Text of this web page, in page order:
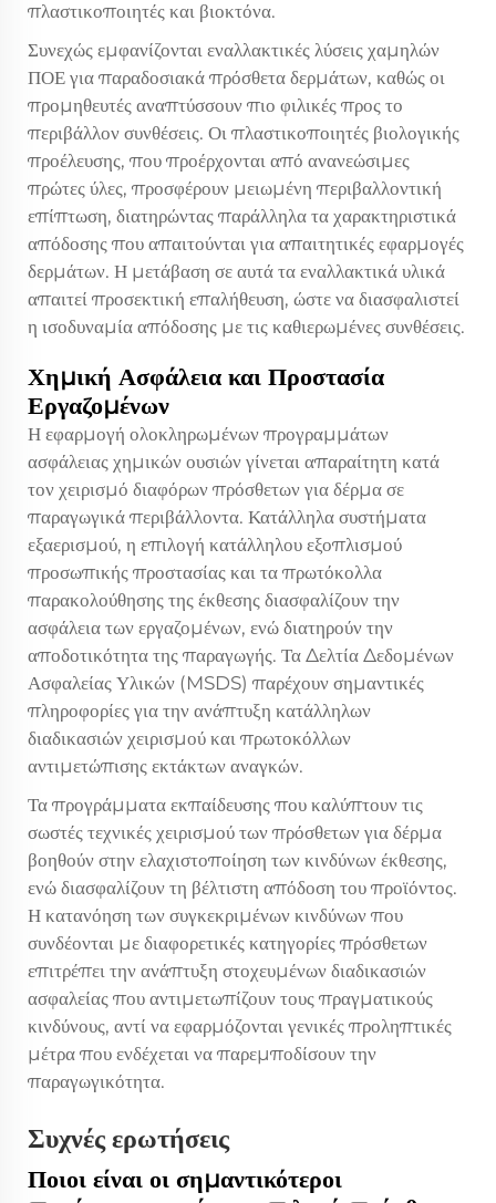
πλαστικοποιητές και βιοκτόνα.
Συνεχώς εμφανίζονται εναλλακτικές λύσεις χαμηλών
ΠΟΕ για παραδοσιακά πρόσθετα δερμάτων, καθώς οι
προμηθευτές αναπτύσσουν πιο φιλικές προς το
περιβάλλον συνθέσεις. Οι πλαστικοποιητές βιολογικής
προέλευσης, που προέρχονται από ανανεώσιμες
πρώτες ύλες, προσφέρουν μειωμένη περιβαλλοντική
επίπτωση, διατηρώντας παράλληλα τα χαρακτηριστικά
απόδοσης που απαιτούνται για απαιτητικές εφαρμογές
δερμάτων. Η μετάβαση σε αυτά τα εναλλακτικά υλικά
απαιτεί προσεκτική επαλήθευση, ώστε να διασφαλιστεί
η ισοδυναμία απόδοσης με τις καθιερωμένες συνθέσεις.
Χημική Ασφάλεια και Προστασία
Εργαζομένων
Η εφαρμογή ολοκληρωμένων προγραμμάτων
ασφάλειας χημικών ουσιών γίνεται απαραίτητη κατά
τον χειρισμό διαφόρων πρόσθετων για δέρμα σε
παραγωγικά περιβάλλοντα. Κατάλληλα συστήματα
εξαερισμού, η επιλογή κατάλληλου εξοπλισμού
προσωπικής προστασίας και τα πρωτόκολλα
παρακολούθησης της έκθεσης διασφαλίζουν την
ασφάλεια των εργαζομένων, ενώ διατηρούν την
αποδοτικότητα της παραγωγής. Τα Δελτία Δεδομένων
Ασφαλείας Υλικών (MSDS) παρέχουν σημαντικές
πληροφορίες για την ανάπτυξη κατάλληλων
διαδικασιών χειρισμού και πρωτοκόλλων
αντιμετώπισης εκτάκτων αναγκών.
Τα προγράμματα εκπαίδευσης που καλύπτουν τις
σωστές τεχνικές χειρισμού των πρόσθετων για δέρμα
βοηθούν στην ελαχιστοποίηση των κινδύνων έκθεσης,
ενώ διασφαλίζουν τη βέλτιστη απόδοση του προϊόντος.
Η κατανόηση των συγκεκριμένων κινδύνων που
συνδέονται με διαφορετικές κατηγορίες πρόσθετων
επιτρέπει την ανάπτυξη στοχευμένων διαδικασιών
ασφαλείας που αντιμετωπίζουν τους πραγματικούς
κινδύνους, αντί να εφαρμόζονται γενικές προληπτικές
μέτρα που ενδέχεται να παρεμποδίσουν την
παραγωγικότητα.
Συχνές ερωτήσεις
Ποιοι είναι οι σημαντικότεροι